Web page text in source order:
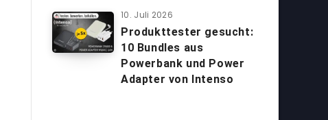
10. Juli 2026
Produkttester gesucht:
10 Bundles aus
Powerbank und Power
Adapter von Intenso